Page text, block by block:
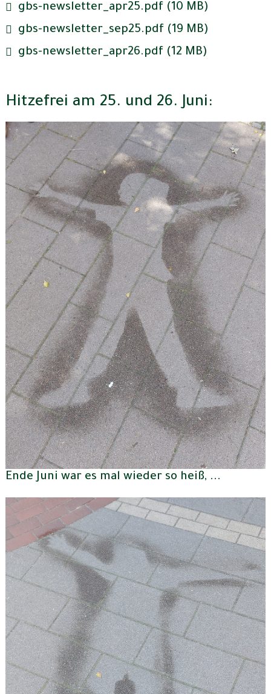
gbs-newsletter_apr25.pdf (10 MB)
gbs-newsletter_sep25.pdf (19 MB)
gbs-newsletter_apr26.pdf (12 MB)
Hitzefrei am 25. und 26. Juni:
Ende Juni war es mal wieder so heiß, ...